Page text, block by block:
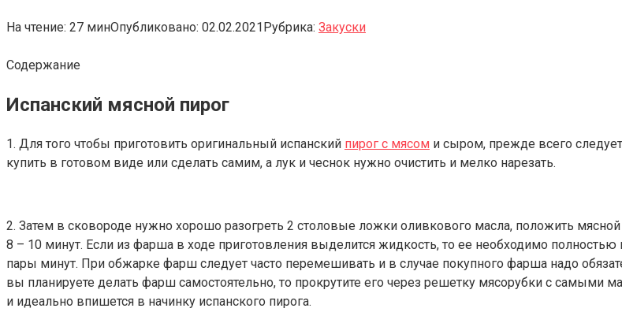
На чтение: 27 минОпубликовано: 02.02.2021Рубрика: Закуски
Содержание
Испанский мясной пирог
1. Для того чтобы приготовить оригинальный испанский пирог с мясом и сыром, прежде всего
купить в готовом виде или сделать самим, а лук и чеснок нужно очистить и мелко нарезать.
2. Затем в сковороде нужно хорошо разогреть 2 столовые ложки оливкового масла, положить
8 – 10 минут. Если из фарша в ходе приготовления выделится жидкость, то ее необходимо
пары минут. При обжарке фарш следует часто перемешивать и в случае покупного фарша надо
вы планируете делать фарш самостоятельно, то прокрутите его через решетку мясорубки с
и идеально впишется в начинку испанского пирога.